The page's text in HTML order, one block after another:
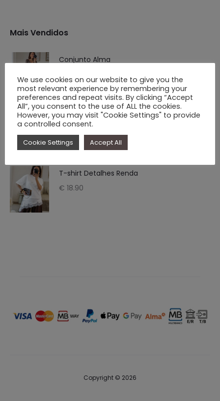
Mais Vendidos
Conjunto Alma
€
Blusão Acolchoado Oversize
preço
era:
preço
é:
T-shirt Detalhes Renda
€ 18.90
Copyright © 2026
We use cookies on our website to give you the
most relevant experience by remembering your
preferences and repeat visits. By clicking “Accept
All”, you consent to the use of ALL the cookies.
However, you may visit "Cookie Settings" to provide
a controlled consent.
Cookie Settings Accept All